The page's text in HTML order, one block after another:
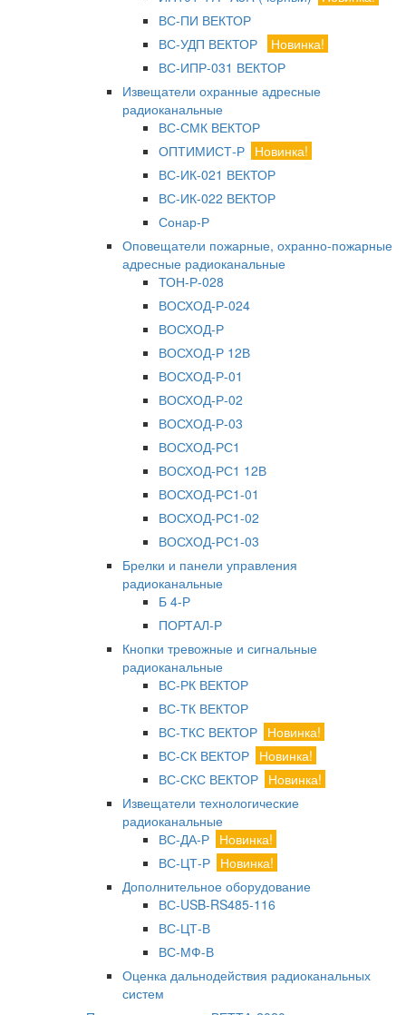
ВС-ПИ ВЕКТОР
ВС-УДП ВЕКТОР
Новинка!
ВС-ИПР-031 ВЕКТОР
Извещатели охранные адресные
радиоканальные
ВС-СМК ВЕКТОР
ОПТИМИСТ-Р Новинка!
ВС-ИК-021 ВЕКТОР
ВС-ИК-022 ВЕКТОР
Сонар-Р
Оповещатели пожарные, охранно-пожарные
адресные радиоканальные
ТОН-Р-028
ВОСХОД-Р-024
ВОСХОД-Р
ВОСХОД-Р 12В
ВОСХОД-Р-01
ВОСХОД-Р-02
ВОСХОД-Р-03
ВОСХОД-РС1
ВОСХОД-РС1 12В
ВОСХОД-РС1-01
ВОСХОД-РС1-02
ВОСХОД-РС1-03
Брелки и панели управления
радиоканальные
Б 4-Р
ПОРТАЛ-Р
Кнопки тревожные и сигнальные
радиоканальные
ВС-РК ВЕКТОР
ВС-ТК ВЕКТОР
ВС-ТКС ВЕКТОР Новинка!
ВС-СК ВЕКТОР Новинка!
ВС-СКС ВЕКТОР Новинка!
Извещатели технологические
радиоканальные
ВС-ДА-Р Новинка!
ВС-ЦТ-Р Новинка!
Дополнительное оборудование
ВС-USB-RS485-116
ВС-ЦТ-В
ВС-МФ-В
Оценка дальнодействия радиоканальных
систем